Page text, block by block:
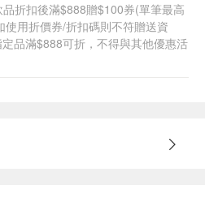
折扣後滿$888贈$100券(單筆最高
用折價券/折扣碼則不符贈送資
品滿$888可折，不得與其他優惠活